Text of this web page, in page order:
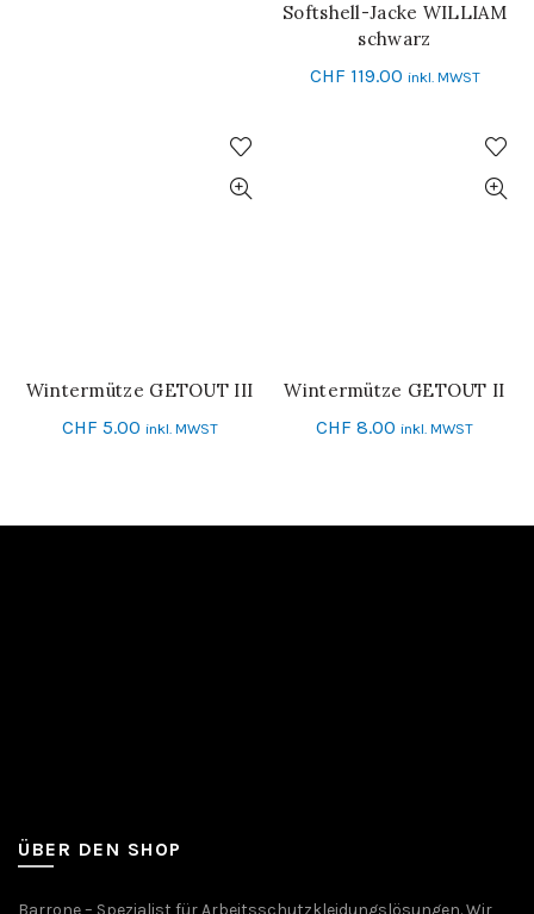
SCHNELL-EINKAUF
Softshell-Jacke WILLIAM
schwarz
CHF 119.00 inkl. MWST
IN DEN WARENKORB
Wintermütze GETOUT III
CHF 5.00 inkl. MWST
IN DEN WARENKORB
Wintermütze GETOUT II
CHF 8.00 inkl. MWST
ÜBER DEN SHOP
Barrone – Spezialist für Arbeitsschutzkleidungslösungen. Wir